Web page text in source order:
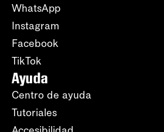
WhatsApp
Instagram
Facebook
TikTok
Ayuda
Centro de ayuda
Tutoriales